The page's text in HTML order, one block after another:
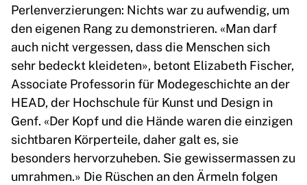
Perlenverzierungen: Nichts war zu aufwendig, um
den eigenen Rang zu demonstrieren. «Man darf
auch nicht vergessen, dass die Menschen sich
sehr bedeckt kleideten», betont Elizabeth Fischer,
Associate Professorin für Modegeschichte an der
HEAD, der Hochschule für Kunst und Design in
Genf. «Der Kopf und die Hände waren die einzigen
sichtbaren Körperteile, daher galt es, sie
besonders hervorzuheben. Sie gewissermassen zu
umrahmen.» Die Rüschen an den Ärmeln folgen